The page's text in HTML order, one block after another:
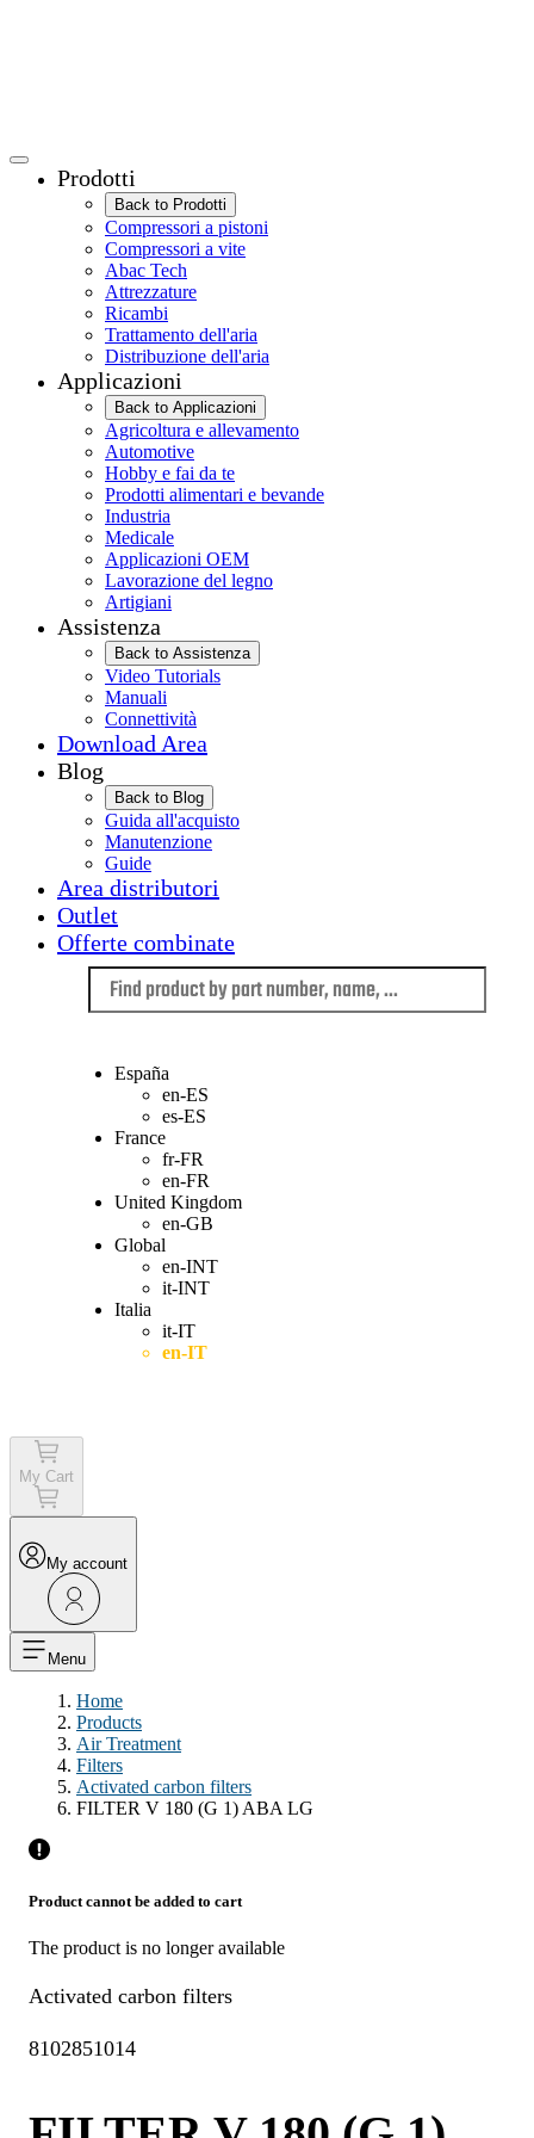
Prodotti
Back to Prodotti
Compressori a pistoni
Compressori a vite
Abac Tech
Attrezzature
Ricambi
Trattamento dell'aria
Distribuzione dell'aria
Applicazioni
Back to Applicazioni
Agricoltura e allevamento
Automotive
Hobby e fai da te
Prodotti alimentari e bevande
Industria
Medicale
Applicazioni OEM
Lavorazione del legno
Artigiani
Assistenza
Back to Assistenza
Video Tutorials
Manuali
Connettività
Download Area
Blog
Back to Blog
Guida all'acquisto
Manutenzione
Guide
Area distributori
Outlet
Offerte combinate
España
en-ES
es-ES
France
fr-FR
en-FR
United Kingdom
en-GB
Global
en-INT
it-INT
Italia
it-IT
en-IT
My Cart
My account
Menu
Home
Products
Air Treatment
Filters
Activated carbon filters
FILTER V 180 (G 1) ABA LG
Product cannot be added to cart
The product is no longer available
Activated carbon filters
8102851014